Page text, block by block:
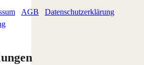
AGB
Datenschutzerklärung